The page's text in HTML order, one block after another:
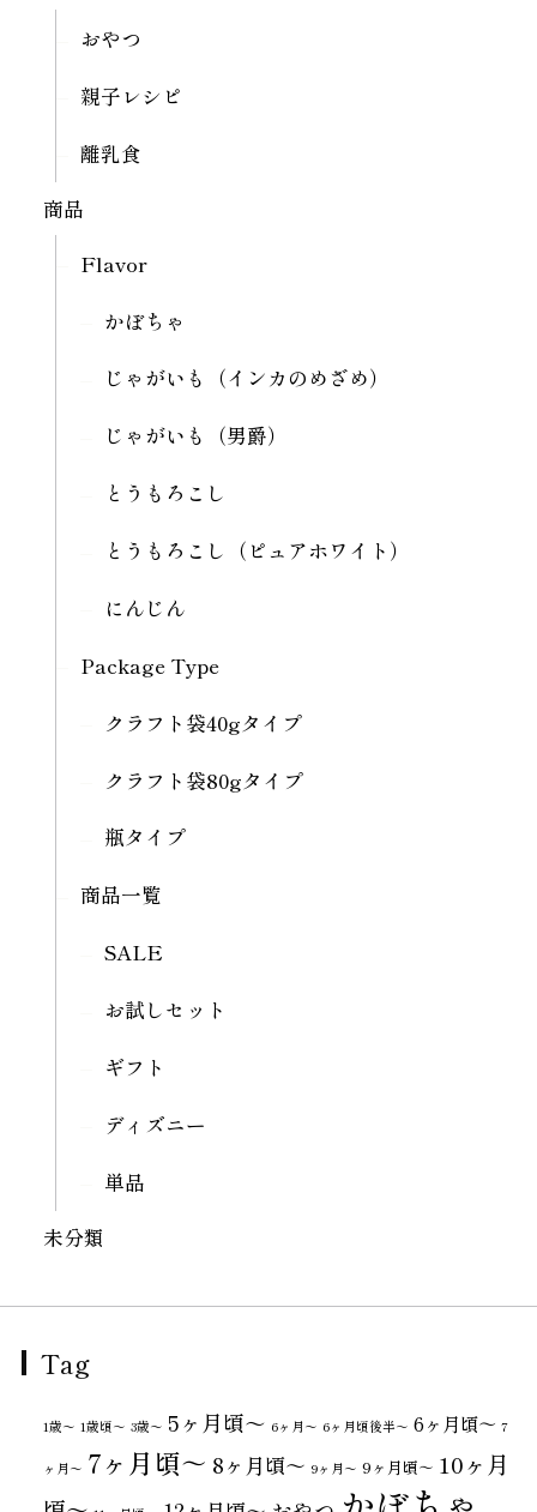
おやつ
親子レシピ
離乳食
商品
Flavor
かぼちゃ
じゃがいも（インカのめざめ）
じゃがいも（男爵）
とうもろこし
とうもろこし（ピュアホワイト）
にんじん
Package Type
クラフト袋40gタイプ
クラフト袋80gタイプ
瓶タイプ
商品一覧
SALE
お試しセット
ギフト
ディズニー
単品
未分類
Tag
1歳〜 1歳頃～ 3歳〜 5ヶ月頃～ 6ヶ月〜 6ヶ月頃後半～ 6ヶ月頃～ 7
ヶ月〜 7ヶ月頃～ 8ヶ月頃～ 9ヶ月〜 9ヶ月頃～ 10ヶ月